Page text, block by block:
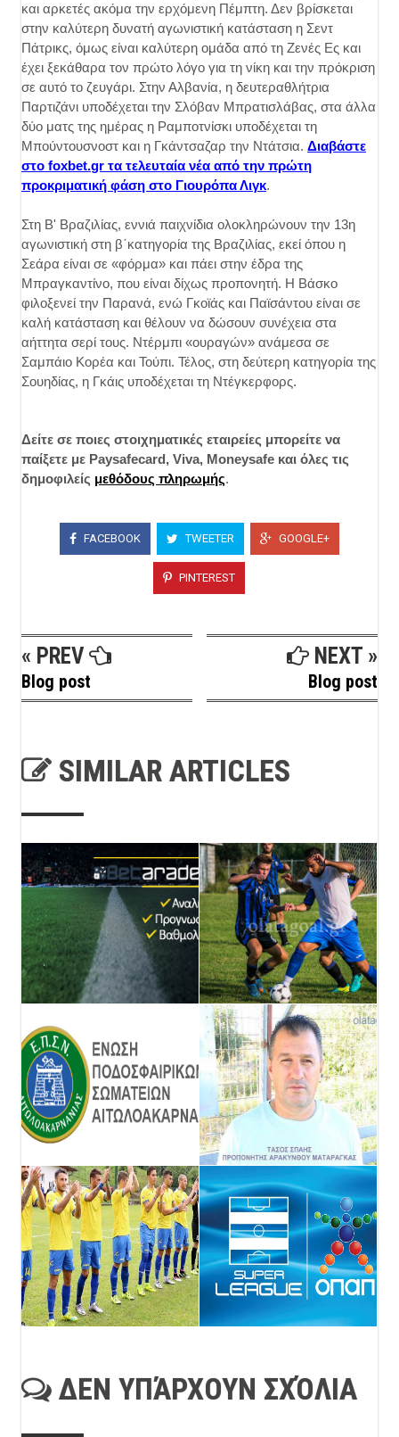
και αρκετές ακόμα την ερχόμενη Πέμπτη. Δεν βρίσκεται
στην καλύτερη δυνατή αγωνιστική κατάσταση η Σεντ
Πάτρικς, όμως είναι καλύτερη ομάδα από τη Ζενές Ες και
έχει ξεκάθαρα τον πρώτο λόγο για τη νίκη και την πρόκριση
σε αυτό το ζευγάρι. Στην Αλβανία, η δευτεραθλήτρια
Παρτιζάνι υποδέχεται την Σλόβαν Μπρατισλάβας, στα άλλα
δύο ματς της ημέρας η Ραμποτνίσκι υποδέχεται τη
Μπούντουσνοστ και η Γκάντσαζαρ την Ντάτσια. Διαβάστε
στο foxbet.gr τα τελευταία νέα από την πρώτη
προκριματική φάση στο Γιουρόπα Λιγκ.
Στη Β' Βραζιλίας, εννιά παιχνίδια ολοκληρώνουν την 13η
αγωνιστική στη β΄κατηγορία της Βραζιλίας, εκεί όπου η
Σεάρα είναι σε «φόρμα» και πάει στην έδρα της
Μπραγκαντίνο, που είναι δίχως προπονητή. Η Βάσκο
φιλοξενεί την Παρανά, ενώ Γκοϊάς και Παϊσάντου είναι σε
καλή κατάσταση και θέλουν να δώσουν συνέχεια στα
αήττητα σερί τους. Ντέρμπι «ουραγών» ανάμεσα σε
Σαμπάιο Κορέα και Τούπι. Τέλος, στη δεύτερη κατηγορία της
Σουηδίας, η Γκάις υποδέχεται τη Ντέγκερφορς.
Δείτε σε ποιες στοιχηματικές εταιρείες μπορείτε να
παίξετε με Paysafecard, Viva, Moneysafe και όλες τις
δημοφιλείς μεθόδους πληρωμής.
FACEBOOK TWEETER GOOGLE+
PINTEREST
« PREV
Blog post
NEXT »
Blog post
SIMILAR ARTICLES
ΔΕΝ ΥΠΆΡΧΟΥΝ ΣΧΌΛΙΑ